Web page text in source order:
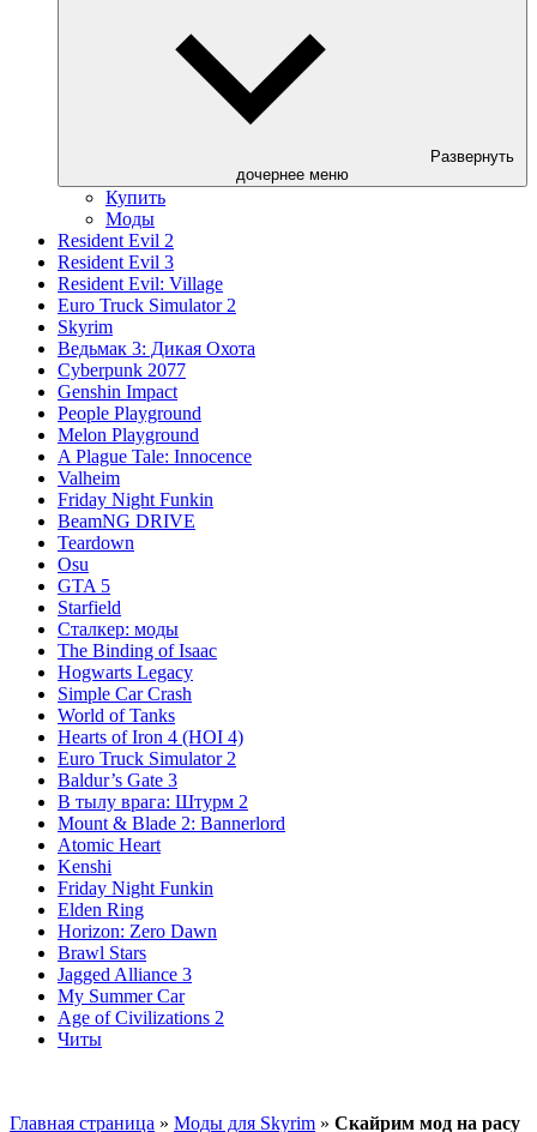
Развернуть
дочернее меню
Купить
Моды
Resident Evil 2
Resident Evil 3
Resident Evil: Village
Euro Truck Simulator 2
Skyrim
Ведьмак 3: Дикая Охота
Cyberpunk 2077
Genshin Impact
People Playground
Melon Playground
A Plague Tale: Innocence
Valheim
Friday Night Funkin
BeamNG DRIVE
Teardown
Osu
GTA 5
Starfield
Сталкер: моды
The Binding of Isaac
Hogwarts Legacy
Simple Car Crash
World of Tanks
Hearts of Iron 4 (HOI 4)
Euro Truck Simulator 2
Baldur’s Gate 3
В тылу врага: Штурм 2
Mount & Blade 2: Bannerlord
Atomic Heart
Kenshi
Friday Night Funkin
Elden Ring
Horizon: Zero Dawn
Brawl Stars
Jagged Alliance 3
My Summer Car
Age of Civilizations 2
Читы
Главная страница » Моды для Skyrim » Скайрим мод на расу